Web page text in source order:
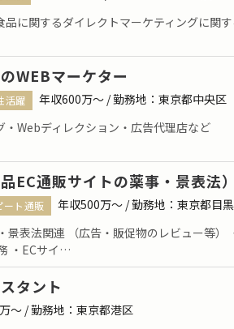
に関するダイレクトマーケティングに関
WEBマーケター
活躍
年収600万〜 / 勤務地：東京都中央区
・Webディレクション・広告代理店など
EC通販サイトの薬事・景表法）
ート通販
年収500万〜 / 勤務地：東京都目
表法関連 （広告・販促物のレビュー等）
・ECサイ…
タント
〜 / 勤務地：東京都港区